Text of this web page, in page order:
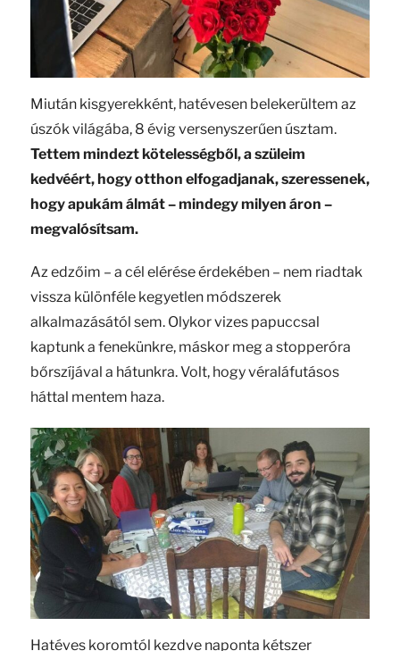
Miután kisgyerekként, hatévesen belekerültem az
úszók világába, 8 évig versenyszerűen úsztam.
Tettem mindezt kötelességből, a szüleim
kedvéért, hogy otthon elfogadjanak, szeressenek,
hogy apukám álmát – mindegy milyen áron –
megvalósítsam.
Az edzőim – a cél elérése érdekében – nem riadtak
vissza különféle kegyetlen módszerek
alkalmazásától sem. Olykor vizes papuccsal
kaptunk a fenekünkre, máskor meg a stopperóra
bőrszíjával a hátunkra. Volt, hogy véraláfutásos
háttal mentem haza.
Hatéves koromtól kezdve naponta kétszer